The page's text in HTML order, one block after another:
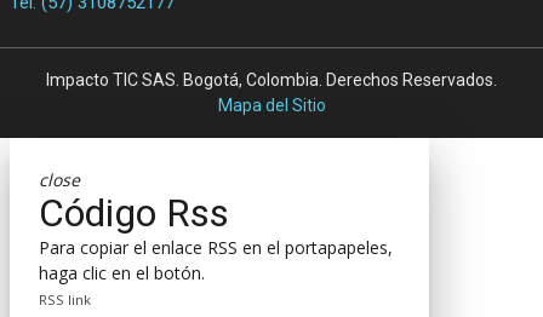
Impacto TIC SAS. Bogotá, Colombia. Derechos Reservados.
Mapa del Sitio
close
Código Rss
Para copiar el enlace RSS en el portapapeles,
haga clic en el botón.
RSS link